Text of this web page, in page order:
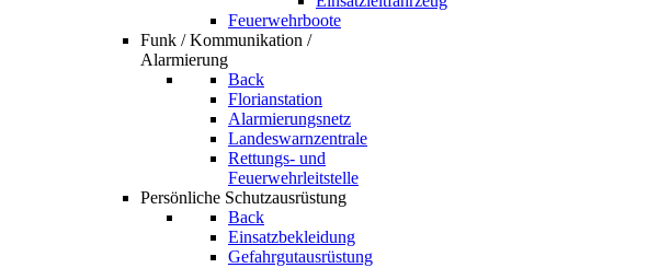
Feuerwehrboote
Funk / Kommunikation /
Alarmierung
Back
Florianstation
Alarmierungsnetz
Landeswarnzentrale
Rettungs- und
Feuerwehrleitstelle
Persönliche Schutzausrüstung
Back
Einsatzbekleidung
Gefahrgutausrüstung